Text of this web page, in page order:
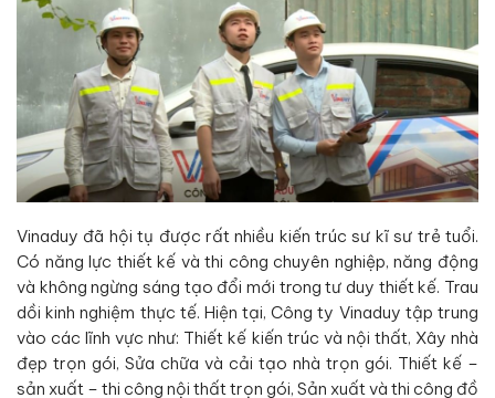
Vinaduy đã hội tụ được rất nhiều kiến trúc sư kĩ sư trẻ tuổi.
Có năng lực thiết kế và thi công chuyên nghiệp, năng động
và không ngừng sáng tạo đổi mới trong tư duy thiết kế. Trau
dồi kinh nghiệm thực tế. Hiện tại, Công ty Vinaduy tập trung
vào các lĩnh vực như: Thiết kế kiến trúc và nội thất, Xây nhà
đẹp trọn gói, Sửa chữa và cải tạo nhà trọn gói. Thiết kế –
sản xuất – thi công nội thất trọn gói, Sản xuất và thi công đồ